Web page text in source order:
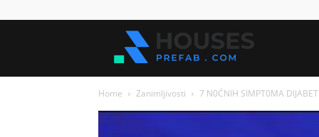
Home Zanimljivosti 7 N0ĆNIH SIMPT0MA